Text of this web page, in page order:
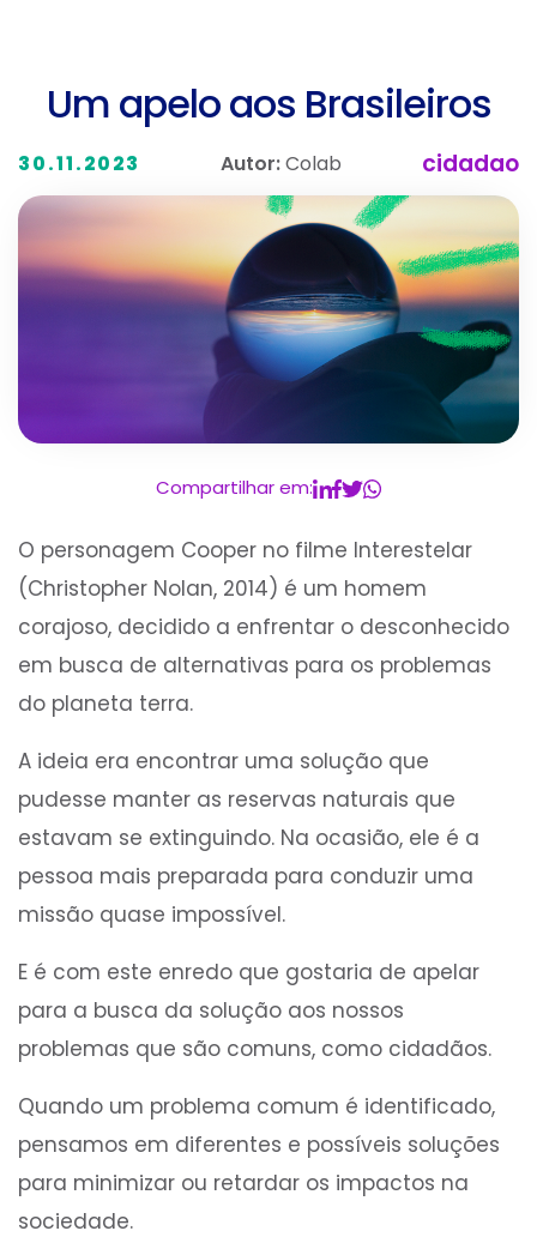
Um apelo aos Brasileiros
30.11.2023 Autor:Colab cidadao
Compartilhar em:
O personagem Cooper no filme Interestelar
(Christopher Nolan, 2014) é um homem
corajoso, decidido a enfrentar o desconhecido
em busca de alternativas para os problemas
do planeta terra.
A ideia era encontrar uma solução que
pudesse manter as reservas naturais que
estavam se extinguindo. Na ocasião, ele é a
pessoa mais preparada para conduzir uma
missão quase impossível.
E é com este enredo que gostaria de apelar
para a busca da solução aos nossos
problemas que são comuns, como cidadãos.
Quando um problema comum é identificado,
pensamos em diferentes e possíveis soluções
para minimizar ou retardar os impactos na
sociedade.